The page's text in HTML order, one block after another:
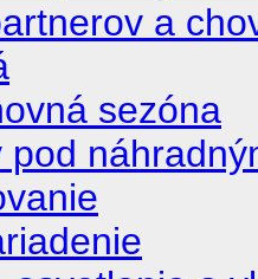
a
sezóna
pod